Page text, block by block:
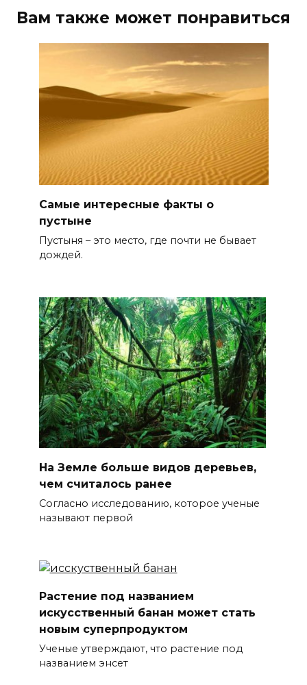
Вам также может понравиться
Самые интересные факты о
пустыне
Пустыня – это место, где почти не бывает
дождей.
На Земле больше видов деревьев,
чем считалось ранее
Согласно исследованию, которое ученые
называют первой
Растение под названием
искусственный банан может стать
новым суперпродуктом
Ученые утверждают, что растение под
названием энсет